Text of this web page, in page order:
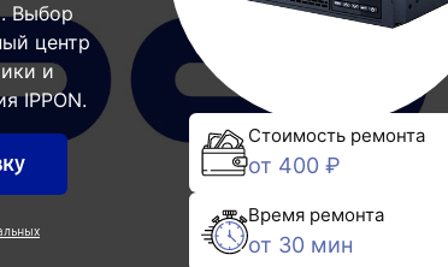
Выбор
центр
и
IPPON.
Стоимость ремонта
от 400 ₽
Время ремонта
от 30 мин